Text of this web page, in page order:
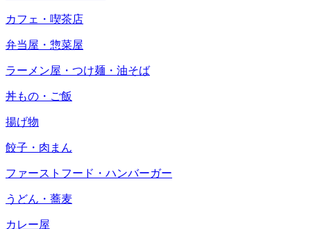
カフェ・喫茶店
弁当屋・惣菜屋
ラーメン屋・つけ麺・油そば
丼もの・ご飯
揚げ物
餃子・肉まん
ファーストフード・ハンバーガー
うどん・蕎麦
カレー屋